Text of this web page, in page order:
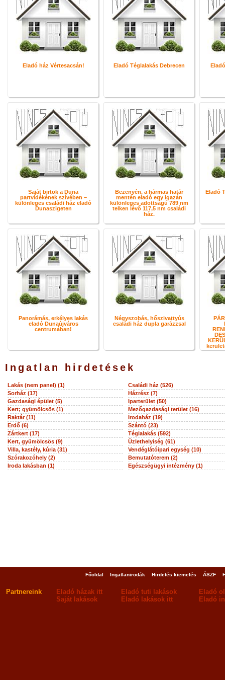
Eladó ház Vértesacsán! Eladó Téglalakás Debrecen
Saját birtok a Duna
partvidékének szívében –
különleges családi ház eladó
Dunaszigeten
Bezenyén, a hármas határ
mentén eladó egy igazán
különleges adottságú 789 nm
telken lévő 117,5 nm családi
ház.
Eladó
Panorámás, erkélyes lakás
eladó Dunaújváros
centrumában!
Négyszobás, hőszivattyús
családi ház dupla garázzsal
Ingatlan hirdetések
Lakás (nem panel) (1)
Családi ház (526)
Sorház (17)
Házrész (7)
Gazdasági épület (5)
Iparterület (50)
Kert; gyümölcsös (1)
Mezőgazdasági terület (16)
Raktár (11)
Irodaház (19)
Erdő (6)
Szántó (23)
Zártkert (17)
Téglalakás (592)
Kert, gyümölcsös (9)
Üzlethelyiség (61)
Villa, kastély, kúria (31)
Vendéglátóipari egység (10)
Szórakozóhely (2)
Bemutatóterem (2)
Iroda lakásban (1)
Egészségügyi intézmény (1)
Főoldal Ingatlanirodák Hirdetés kiemelés ÁSZF
Partnereink Eladó házak itt Eladó tuti lakások
Eladó
Saját lakások
Eladó lakások itt Eladó